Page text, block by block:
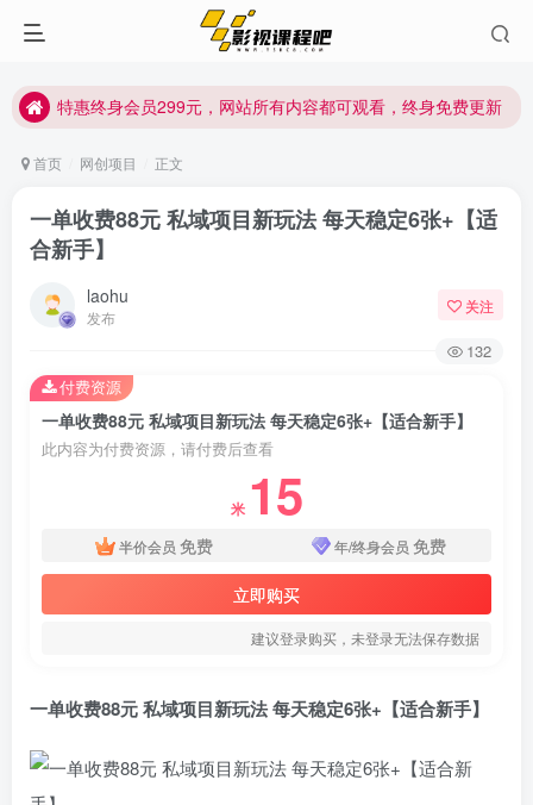
特惠终身会员299元，网站所有内容都可观看，终身免费更新
特惠终身会员299元，网站所有内容都可观看，终身免费更新
首页 网创项目 正文
一单收费88元 私域项目新玩法 每天稳定6张+【适
合新手】
laohu
发布
关注
132
一单收费88元 私域项目新玩法 每天稳定6张+【适合新手】
此内容为付费资源，请付费后查看
米 15
半价会员 免费 年/终身会员 免费
立即购买
建议登录购买，未登录无法保存数据
付费资源
一单收费88元 私域项目新玩法 每天稳定6张+【适合新手】